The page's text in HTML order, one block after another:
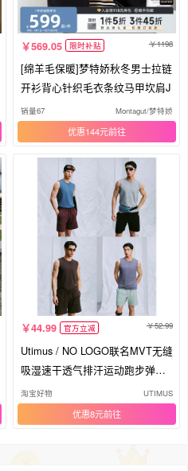
569.05 限时补贴 1198
[绵羊毛保暖]梦特娇秋冬男士拉链
开衫背心针织毛衣条纹马甲坎肩J
销量67 Montagut/梦特娇
优惠144元
44.99 官方立减 52.99
Utimus / NO LOGO联名MVT无缝
吸湿速干透气排汗运动跑步弹力
背心
淘宝好物 UTIMUS
优惠8元